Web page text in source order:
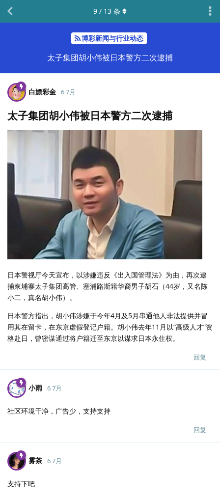
博彩新闻与行业动态
太子集团胡小伟被日本警方二次逮捕
9 / 13 条
白嫖彩金 6 7月
太子集团胡小伟被日本警方二次逮捕
日本警视厅今天宣布，以涉嫌违反《出入国管理法》为由，再次逮
捕柬埔寨太子集团高管、塞浦路斯籍华裔男子胡石（44岁，又名陈
小二，真名胡小伟）。
日本警方指出，胡小伟涉嫌于今年4月及5月串通他人非法提供并冒
用其在留卡，在东京虚假登记户籍。胡小伟去年11月以“高级人才”资
格赴日，曾密谋通过将户籍迁至东京以谋求日本永住权。
回复
小雨 6 7月
社区环境干净，广告少，支持支持
回复
雾茶 6 7月
支持下吧